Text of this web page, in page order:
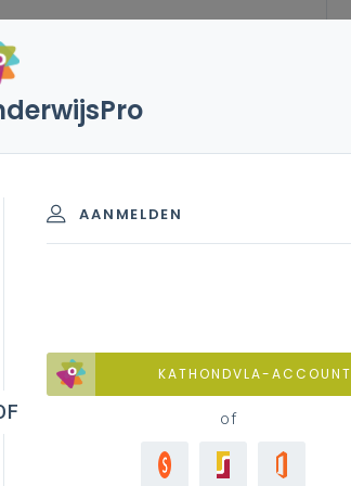
– begroting, beleids-
en
een
AANMELDEN
KATHONDVLA-ACCOUNT
of